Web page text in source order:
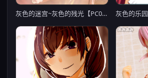
灰色的迷宫~灰色的残光【PC0818】 灰色的乐园